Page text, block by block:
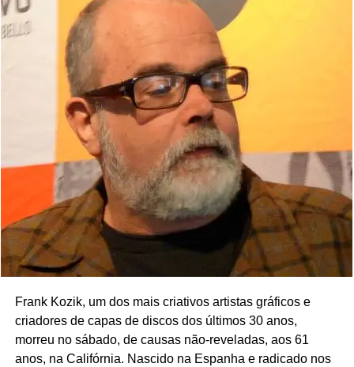
Frank Kozik, um dos mais criativos artistas gráficos e
criadores de capas de discos dos últimos 30 anos,
morreu no sábado, de causas não-reveladas, aos 61
anos, na Califórnia. Nascido na Espanha e radicado nos